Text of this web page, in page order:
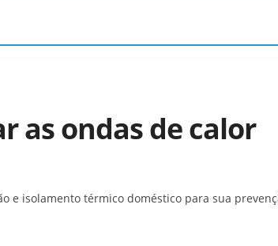
as ondas de calor
e isolamento térmico doméstico para sua